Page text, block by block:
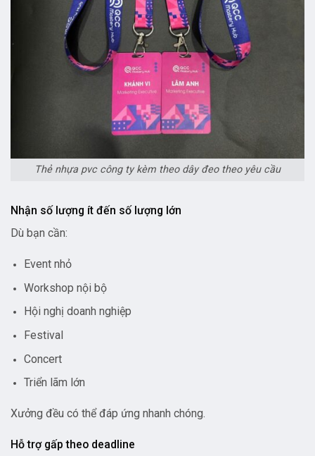
Thẻ nhựa pvc công ty kèm theo dây đeo theo yêu cầu
Nhận số lượng ít đến số lượng lớn
Dù bạn cần:
Event nhỏ
Workshop nội bộ
Hội nghị doanh nghiệp
Festival
Concert
Triển lãm lớn
Xưởng đều có thể đáp ứng nhanh chóng.
Hỗ trợ gấp theo deadline